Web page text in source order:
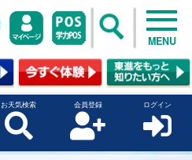
MENU
お天気検索 会員登録 ログイン